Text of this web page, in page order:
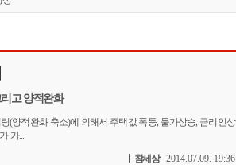
고 양적완화
(양적완화 축소)에 의해서 주택값 폭등, 물가상승, 금리인상
가...
참세상 2014.07.09. 19:36